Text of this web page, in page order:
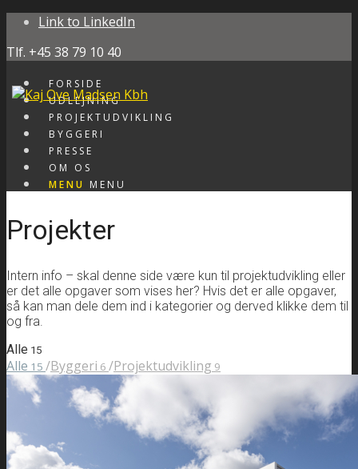
Link to LinkedIn
Tlf. +45 38 79 10 40
FORSIDE
UDLEJNING
PROJEKTUDVIKLING
BYGGERI
PRESSE
OM OS
MENU
MENU
Projekter
Intern info – skal denne side være kun til projektudvikling eller
er det alle opgaver som vises her? Hvis det er alle opgaver,
så kan man dele dem ind i kategorier og derved klikke dem til
og fra.
Alle 15
Alle 15 /Byggeri 6 /Projektudvikling 9